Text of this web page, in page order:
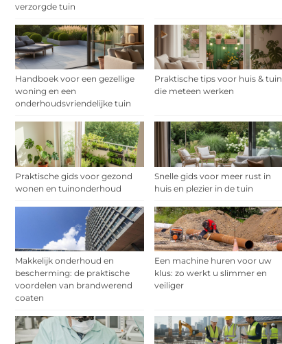
verzorgde tuin
Handboek voor een gezellige
woning en een
onderhoudsvriendelijke tuin
Praktische tips voor huis & tuin
die meteen werken
Praktische gids voor gezond
wonen en tuinonderhoud
Snelle gids voor meer rust in
huis en plezier in de tuin
Makkelijk onderhoud en
bescherming: de praktische
voordelen van brandwerend
coaten
Een machine huren voor uw
klus: zo werkt u slimmer en
veiliger